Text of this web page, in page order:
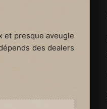
et presque aveugle
des dealers